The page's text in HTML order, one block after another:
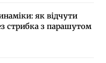
як відчути
стрибка з парашутом